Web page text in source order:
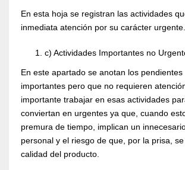
En esta hoja se registran las actividades
inmediata atención por su carácter urgente.
c) Actividades Importantes no
En este apartado se anotan los pendientes
importantes pero que no requieren
importante trabajar en esas actividades
conviertan en urgentes ya que, cuando
premura de tiempo, implican un
personal y el riesgo de que, por la prisa,
calidad del producto.